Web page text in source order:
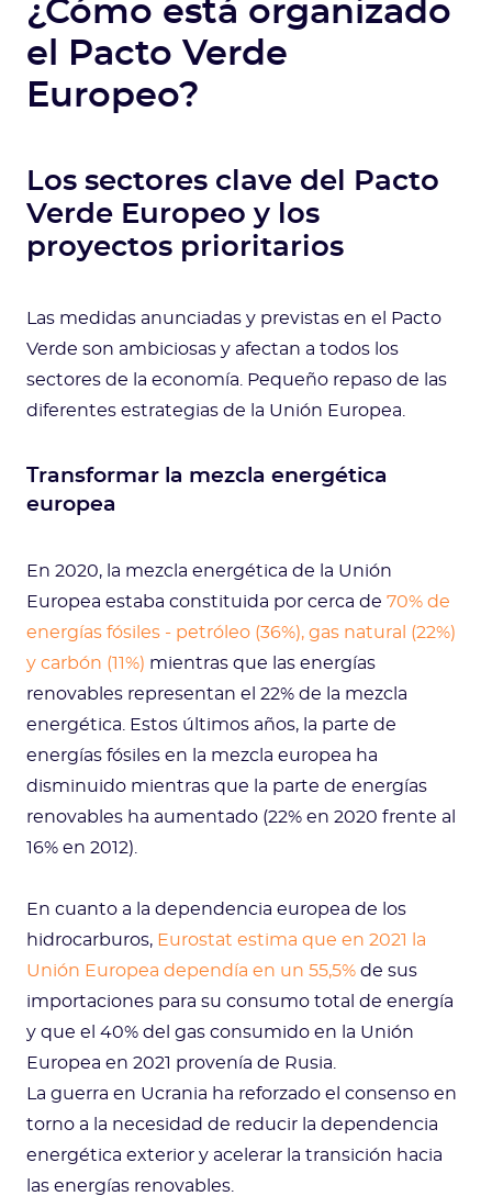
¿Cómo está organizado
el Pacto Verde
Europeo?
Los sectores clave del Pacto
Verde Europeo y los
proyectos prioritarios
Las medidas anunciadas y previstas en el Pacto
Verde son ambiciosas y afectan a todos los
sectores de la economía. Pequeño repaso de las
diferentes estrategias de la Unión Europea.
Transformar la mezcla energética
europea
En 2020, la mezcla energética de la Unión
Europea estaba constituida por cerca de 70% de
energías fósiles - petróleo (36%), gas natural (22%)
y carbón (11%) mientras que las energías
renovables representan el 22% de la mezcla
energética. Estos últimos años, la parte de
energías fósiles en la mezcla europea ha
disminuido mientras que la parte de energías
renovables ha aumentado (22% en 2020 frente al
16% en 2012).
En cuanto a la dependencia europea de los
hidrocarburos, Eurostat estima que en 2021 la
Unión Europea dependía en un 55,5% de sus
importaciones para su consumo total de energía
y que el 40% del gas consumido en la Unión
Europea en 2021 provenía de Rusia.
La guerra en Ucrania ha reforzado el consenso en
torno a la necesidad de reducir la dependencia
energética exterior y acelerar la transición hacia
las energías renovables.